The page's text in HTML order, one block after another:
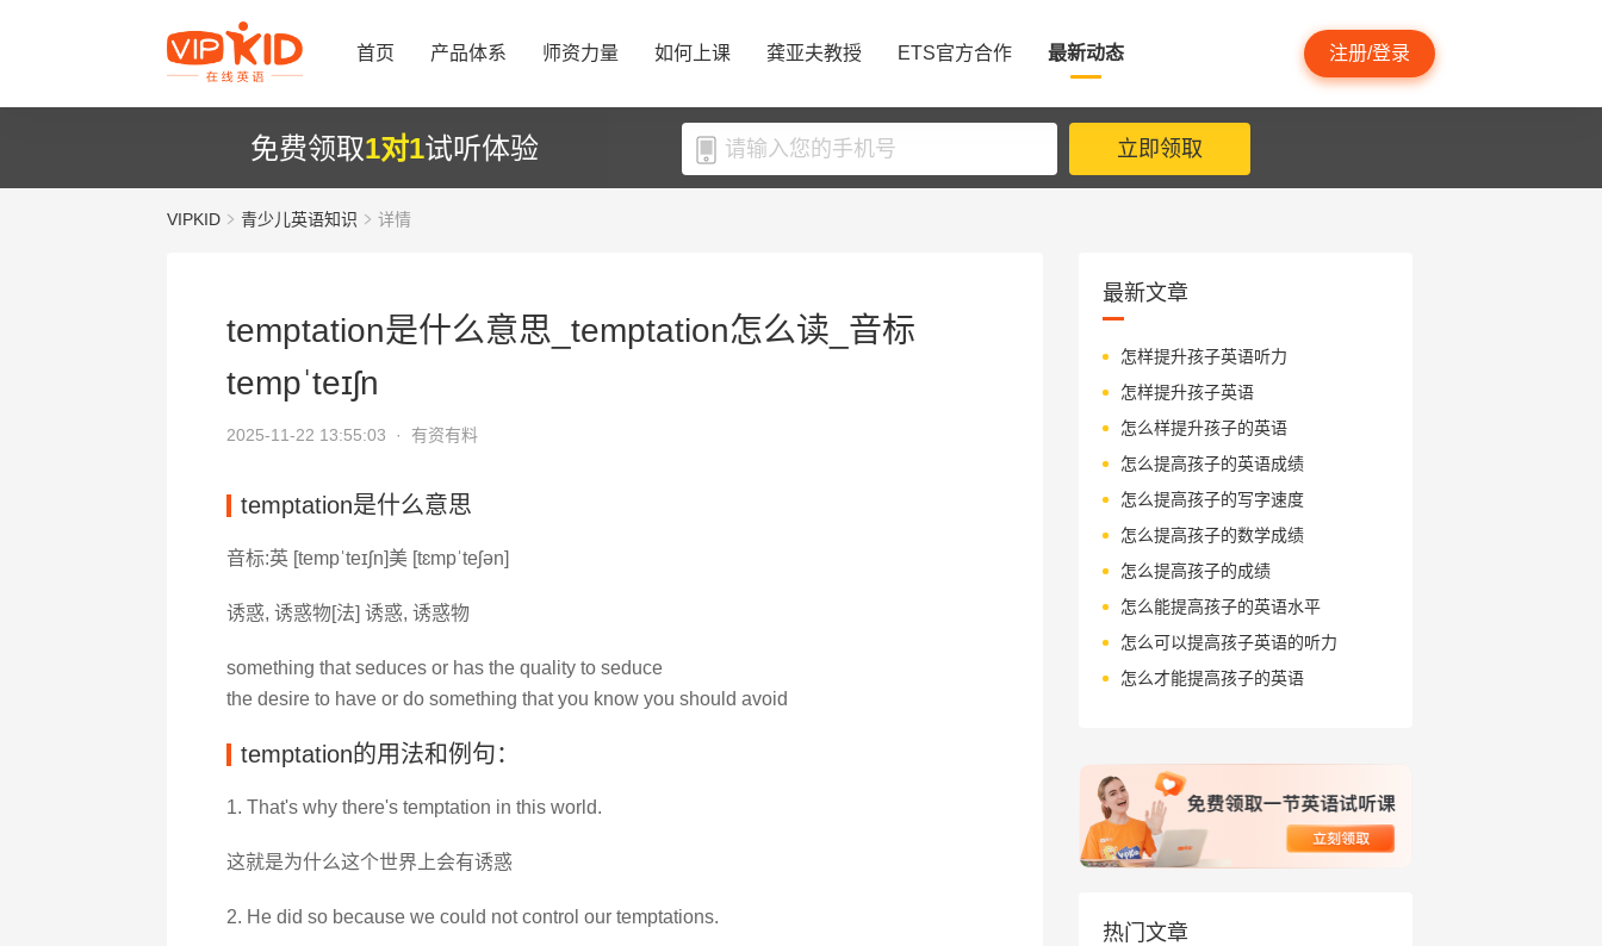
首页 产品体系 师资力量 如何上课 龚亚夫教授 ETS官方合作 最新动态 注册/登录
免费领取1对1试听体验 立即领取
VIPKID 青少儿英语知识 详情
temptation是什么意思_temptation怎么读_音标
tempˈteɪʃn
2025-11-22 13:55:03 · 有资有料
temptation是什么意思
音标:英 [tempˈteɪʃn]美 [tɛmpˈteʃən]
诱惑, 诱惑物[法] 诱惑, 诱惑物
something that seduces or has the quality to seduce
the desire to have or do something that you know you should avoid
temptation的用法和例句：
1. That's why there's temptation in this world.
这就是为什么这个世界上会有诱惑
2. He did so because we could not control our temptations.
最新文章
怎样提升孩子英语听力
怎样提升孩子英语
怎么样提升孩子的英语
怎么提高孩子的英语成绩
怎么提高孩子的写字速度
怎么提高孩子的数学成绩
怎么提高孩子的成绩
怎么能提高孩子的英语水平
怎么可以提高孩子英语的听力
怎么才能提高孩子的英语
热门文章